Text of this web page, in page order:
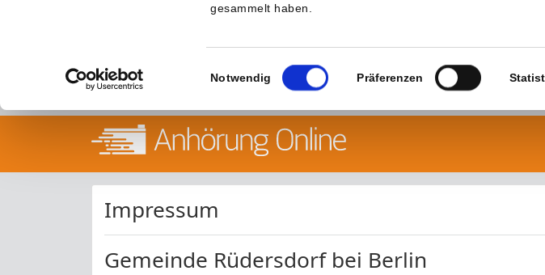
gesammelt haben.
Einwilligungsauswahl
Notwendig Präferenzen
Impressum
Gemeinde Rüdersdorf bei Berlin